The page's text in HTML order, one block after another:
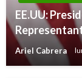
EE.UU:
Ariel Cabrera